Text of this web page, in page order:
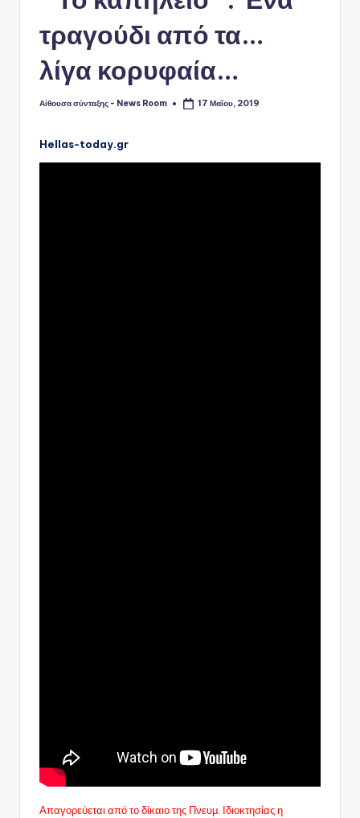
τραγούδι από τα…
λίγα κορυφαία…
Συγγραφέας:
Αίθουσα σύνταξης - News Room 17 Μαΐου, 2019
Hellas-today.gr
Απαγορεύεται από το δίκαιο της Πνευμ. Ιδιοκτησίας η